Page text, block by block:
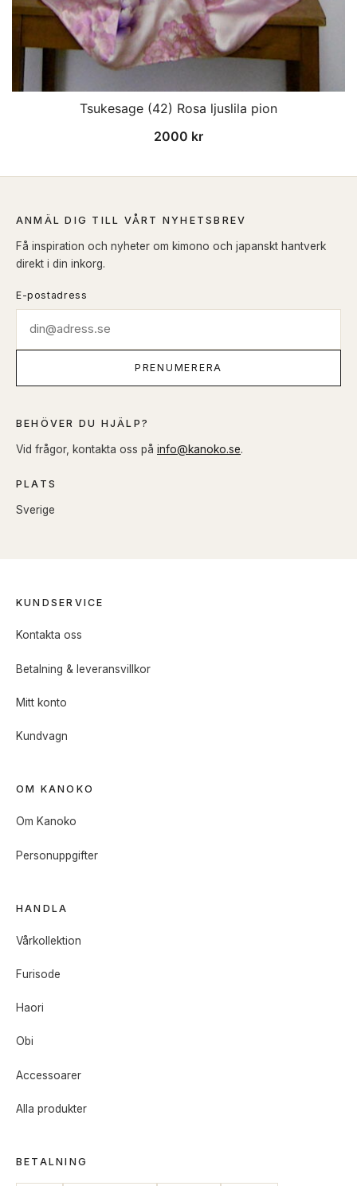
Tsukesage (42) Rosa ljuslila pion
2000 kr
ANMÄL DIG TILL VÅRT NYHETSBREV
Få inspiration och nyheter om kimono och japanskt hantverk
direkt i din inkorg.
E-postadress
PRENUMERERA
BEHÖVER DU HJÄLP?
Vid frågor, kontakta oss på info@kanoko.se.
PLATS
Sverige
KUNDSERVICE
Kontakta oss
Betalning & leveransvillkor
Mitt konto
Kundvagn
OM KANOKO
Om Kanoko
Personuppgifter
HANDLA
Vårkollektion
Furisode
Haori
Obi
Accessoarer
Alla produkter
BETALNING